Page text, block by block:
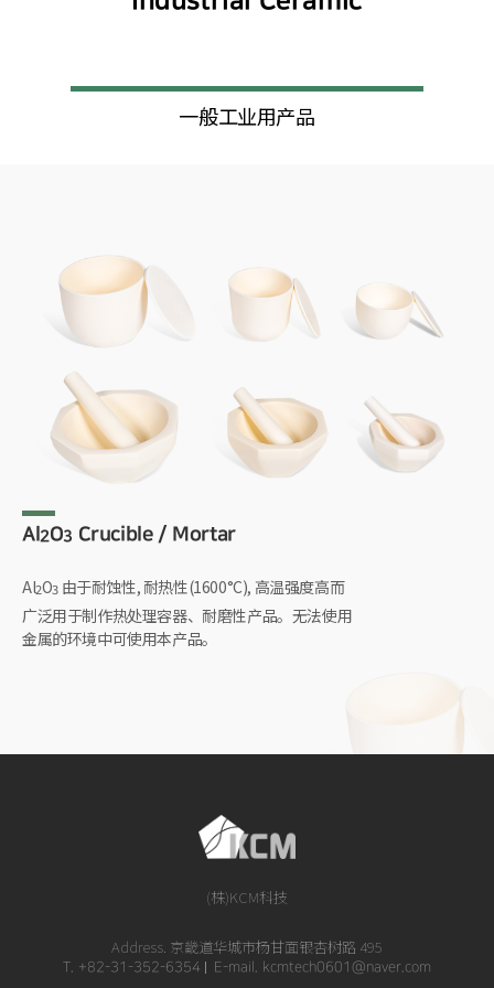
一般工业用产品
Al2O3 Crucible / Mortar
Al2O3 由于耐蚀性, 耐热性(1600°C), 高温强度高而
广泛用于制作热处理容器、耐磨性产品。无法使用
金属的环境中可使用本产品。
(株)KCM科技
Address. 京畿道华城市杨甘面银杏树路 495
T. +82-31-352-6354 E-mail. kcmtech0601@naver.com